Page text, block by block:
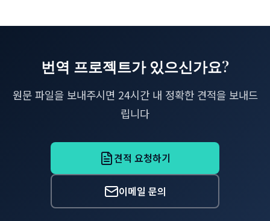
번역 프로젝트가 있으신가요?
원문 파일을 보내주시면 24시간 내 정확한 견적을 보내드
립니다
견적 요청하기
이메일 문의